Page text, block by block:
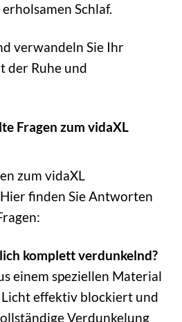
Schlaf.
verwandeln Sie Ihr
der Ruhe und
Fragen zum vidaXL
zum vidaXL
finden Sie Antworten
komplett verdunkelnd?
einem speziellen Material
Licht effektiv blockiert und
Verdunkelung